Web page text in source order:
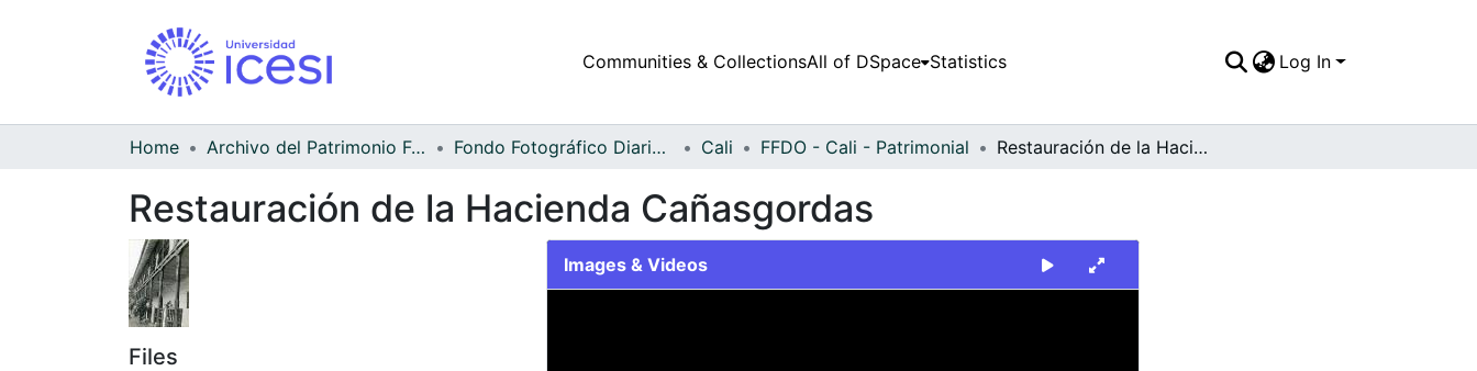
Communities & CollectionsAll of DSpace Statistics Log In
Home Archivo del Patrimonio Fotográfico y Fílmico del Valle del Cauca Fondo Fotográfico Diario Occidente Cali FFDO - Cali - Patrimonial Restauración de la Hacienda Cañasgordas
Restauración de la Hacienda Cañasgordas
Files
Images & Videos